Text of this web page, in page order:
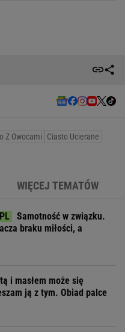
Z Owocami
Ciasto Ucierane
WIĘCEJ TEMATÓW
Samotność w związku.
braku miłości, a
i masłem może się
ją z tym. Obiad palce